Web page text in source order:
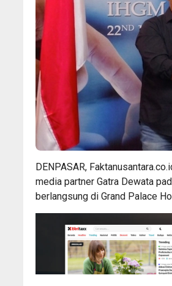
DENPASAR,
media partner Gatra Dewata
berlangsung di Grand Palace